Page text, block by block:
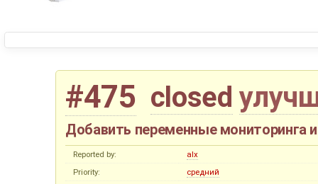
#475 closed
Добавить переменные мониторинга
Reported by:
alx
Priority:
средний